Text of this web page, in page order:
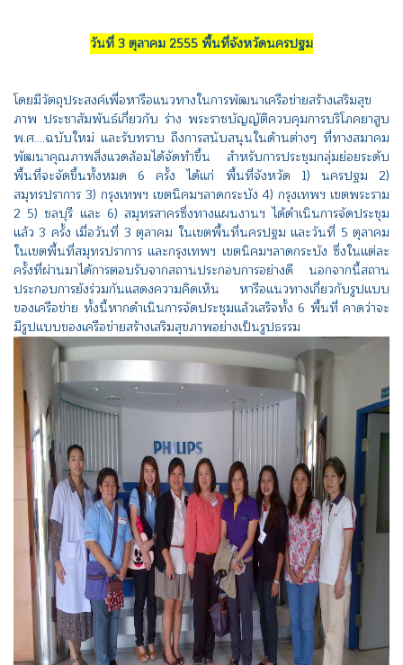
วันที่ 3 ตุลาคม 2555 พื้นที่จังหวัดนครปฐม
โดยมีวัตถุประสงค์เพื่อหารือแนวทางในการพัฒนาเครือข่ายสร้างเสริมสุข
ภาพ ประชาสัมพันธ์เกี่ยวกับ ร่าง พระราชบัญญัติควบคุมการบริโภคยาสูบ
พ.ศ....ฉบับใหม่ และรับทราบ ถึงการสนับสนุนในด้านต่างๆ ที่ทางสมาคม
พัฒนาคุณภาพสิ่งแวดล้อมได้จัดทำขึ้น สำหรับการประชุมกลุ่มย่อยระดับ
พื้นที่จะจัดขึ้นทั้งหมด 6 ครั้ง ได้แก่ พื้นที่จังหวัด 1) นครปฐม 2)
สมุทรปราการ 3) กรุงเทพฯ เขตนิคมฯลาดกระบัง 4) กรุงเทพฯ เขตพระราม
2 5) ชลบุรี และ 6) สมุทรสาครซึ่งทางแผนงานฯ ได้ดำเนินการจัดประชุม
แล้ว 3 ครั้ง เมื่อวันที่ 3 ตุลาคม ในเขตพื้นที่นครปฐม และวันที่ 5 ตุลาคม
ในเขตพื้นที่สมุทรปราการ และกรุงเทพฯ เขตนิคมฯลาดกระบัง ซึ่งในแต่ละ
ครั้งที่ผ่านมาได้การตอบรับจากสถานประกอบการอย่างดี นอกจากนี้สถาน
ประกอบการยังร่วมกันแสดงความคิดเห็น หารือแนวทางเกี่ยวกับรูปแบบ
ของเครือข่าย ทั้งนี้หากดำเนินการจัดประชุมแล้วเสร็จทั้ง 6 พื้นที่ คาดว่าจะ
มีรูปแบบของเครือข่ายสร้างเสริมสุขภาพอย่างเป็นรูปธรรม